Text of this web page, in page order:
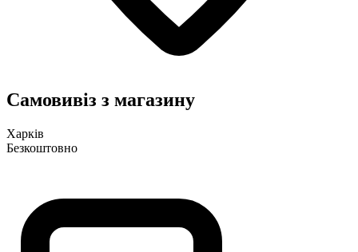
Самовивіз з магазину
Харків
Безкоштовно